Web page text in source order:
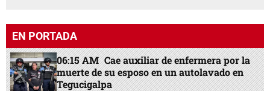
EN PORTADA
06:15 AM Cae auxiliar de enfermera por la
muerte de su esposo en un autolavado en
Tegucigalpa